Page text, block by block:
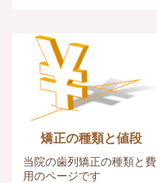
矯正の種類と値段
当院の歯列矯正の種類と費
用のページです